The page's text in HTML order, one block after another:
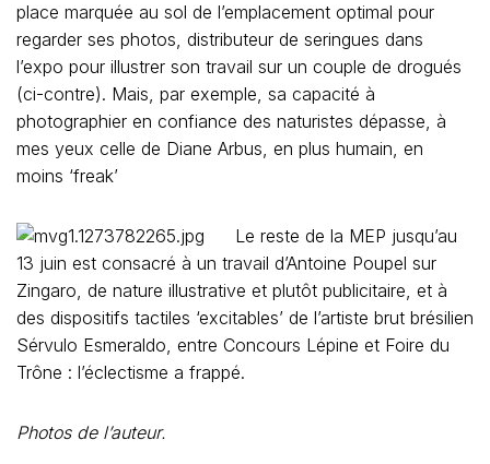
place marquée au sol de l’emplacement optimal pour
regarder ses photos, distributeur de seringues dans
l’expo pour illustrer son travail sur un couple de drogués
(ci-contre). Mais, par exemple, sa capacité à
photographier en confiance des naturistes dépasse, à
mes yeux celle de Diane Arbus, en plus humain, en
moins ‘freak’
Le reste de la MEP jusqu’au
13 juin est consacré à un travail d’Antoine Poupel sur
Zingaro, de nature illustrative et plutôt publicitaire, et à
des dispositifs tactiles ‘excitables’ de l’artiste brut brésilien
Sérvulo Esmeraldo, entre Concours Lépine et Foire du
Trône : l’éclectisme a frappé.
Photos de l’auteur.